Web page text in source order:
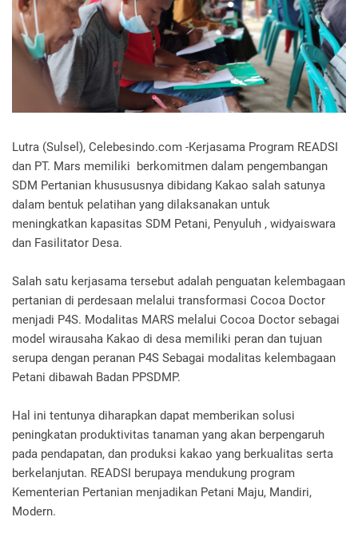
Lutra (Sulsel), Celebesindo.com -Kerjasama Program READSI
dan PT. Mars memiliki berkomitmen dalam pengembangan
SDM Pertanian khusususnya dibidang Kakao salah satunya
dalam bentuk pelatihan yang dilaksanakan untuk
meningkatkan kapasitas SDM Petani, Penyuluh , widyaiswara
dan Fasilitator Desa.
Salah satu kerjasama tersebut adalah penguatan kelembagaan
pertanian di perdesaan melalui transformasi Cocoa Doctor
menjadi P4S. Modalitas MARS melalui Cocoa Doctor sebagai
model wirausaha Kakao di desa memiliki peran dan tujuan
serupa dengan peranan P4S Sebagai modalitas kelembagaan
Petani dibawah Badan PPSDMP.
Hal ini tentunya diharapkan dapat memberikan solusi
peningkatan produktivitas tanaman yang akan berpengaruh
pada pendapatan, dan produksi kakao yang berkualitas serta
berkelanjutan. READSI berupaya mendukung program
Kementerian Pertanian menjadikan Petani Maju, Mandiri,
Modern.